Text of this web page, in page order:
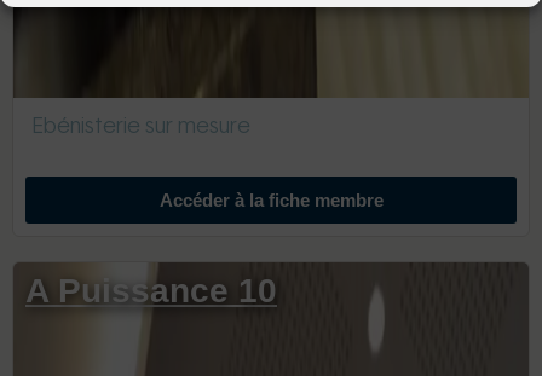
Ebénisterie sur mesure
Accéder à la fiche membre
A Puissance 10